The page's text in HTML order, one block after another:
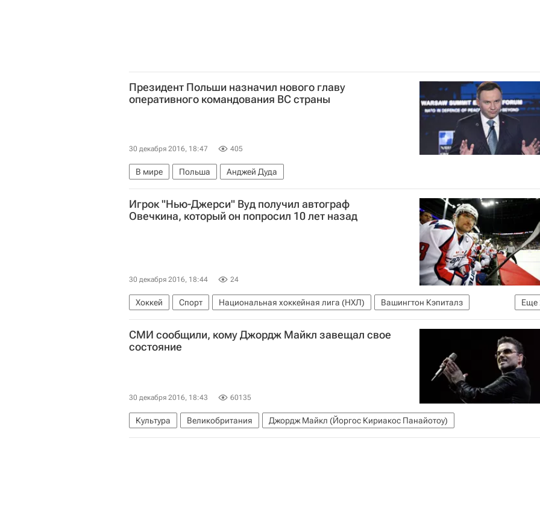
Президент Польши назначил нового главу
оперативного командования ВС страны
30 декабря 2016, 18:47 405
В мире Польша Анджей Дуда
Игрок "Нью-Джерси" Вуд получил автограф
Овечкина, который он попросил 10 лет назад
30 декабря 2016, 18:44 24
Еще
Хоккей Спорт Национальная хоккейная лига (НХЛ)
Вашингтон Кэпиталз
Майлз Вуд
Александр Овечкин
СМИ сообщили, кому Джордж Майкл завещал свое
состояние
30 декабря 2016, 18:43 60135
Культура Великобритания Джордж Майкл (Йоргос Кириакос Панайотоу)